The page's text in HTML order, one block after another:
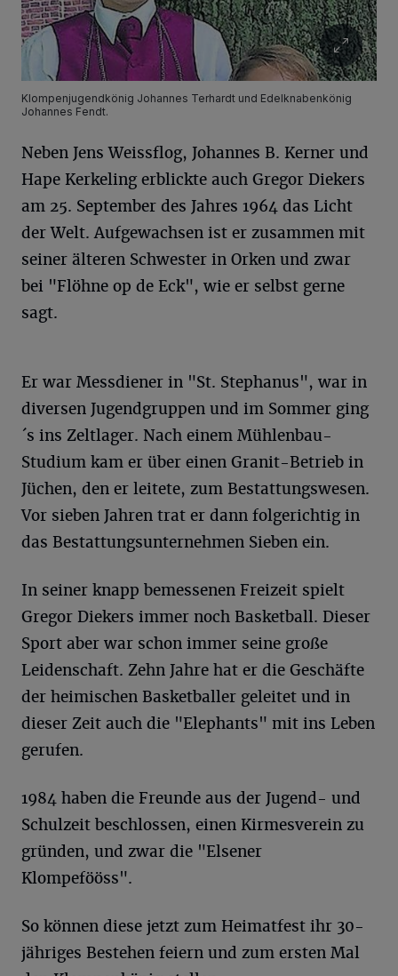
Klompenjugendkönig Johannes Terhardt und Edelknabenkönig
Johannes Fendt.
Neben Jens Weissflog, Johannes B. Kerner und
Hape Kerkeling erblickte auch Gregor Diekers
am 25. September des Jahres 1964 das Licht
der Welt. Aufgewachsen ist er zusammen mit
seiner älteren Schwester in Orken und zwar
bei "Flöhne op de Eck", wie er selbst gerne
sagt.
Er war Messdiener in "St. Stephanus", war in
diversen Jugendgruppen und im Sommer ging
´s ins Zeltlager. Nach einem Mühlenbau-
Studium kam er über einen Granit-Betrieb in
Jüchen, den er leitete, zum Bestattungswesen.
Vor sieben Jahren trat er dann folgerichtig in
das Bestattungsunternehmen Sieben ein.
In seiner knapp bemessenen Freizeit spielt
Gregor Diekers immer noch Basketball. Dieser
Sport aber war schon immer seine große
Leidenschaft. Zehn Jahre hat er die Geschäfte
der heimischen Basketballer geleitet und in
dieser Zeit auch die "Elephants" mit ins Leben
gerufen.
1984 haben die Freunde aus der Jugend- und
Schulzeit beschlossen, einen Kirmesverein zu
gründen, und zwar die "Elsener
Klompefööss".
So können diese jetzt zum Heimatfest ihr 30-
jähriges Bestehen feiern und zum ersten Mal